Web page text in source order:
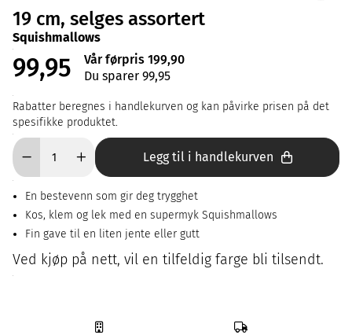
19 cm, selges assortert
Squishmallows
99,95
Vår førpris 199,90
Du sparer 99,95
Rabatter beregnes i handlekurven og kan påvirke prisen på det
spesifikke produktet.
Legg til i handlekurven
En bestevenn som gir deg trygghet
Kos, klem og lek med en supermyk Squishmallows
Fin gave til en liten jente eller gutt
Ved kjøp på nett, vil en tilfeldig farge bli tilsendt.